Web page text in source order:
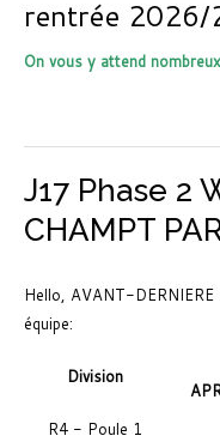
rentrée 2026/
On vous y attend
J17 Phase 2
CHAMPT
Hello, AVANT-DERNIERE
équipe:
Division
R4 - Poule 1